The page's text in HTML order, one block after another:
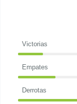
Victorias
Empates
Derrotas